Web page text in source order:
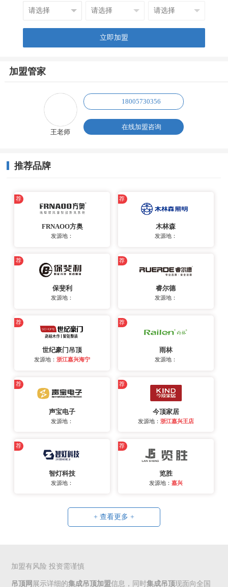
加盟管家
王老师
18005730356
在线加盟咨询
推荐品牌
荐
FRNAOO方奥
发源地：
荐
木林森
发源地：
荐
保斐利
发源地：
荐
睿尔德
发源地：
荐
世纪豪门吊顶
发源地：浙江嘉兴海宁
荐
雨林
发源地：
荐
声宝电子
发源地：
荐
今顶家居
发源地： 浙江嘉兴王店
荐
智灯科技
发源地：
荐
览胜
发源地： 嘉兴
+ 查看更多 +
加盟有风险 投资需谨慎
吊顶网 展示详细的集成吊顶加盟信息，同时集成吊顶现面向全国